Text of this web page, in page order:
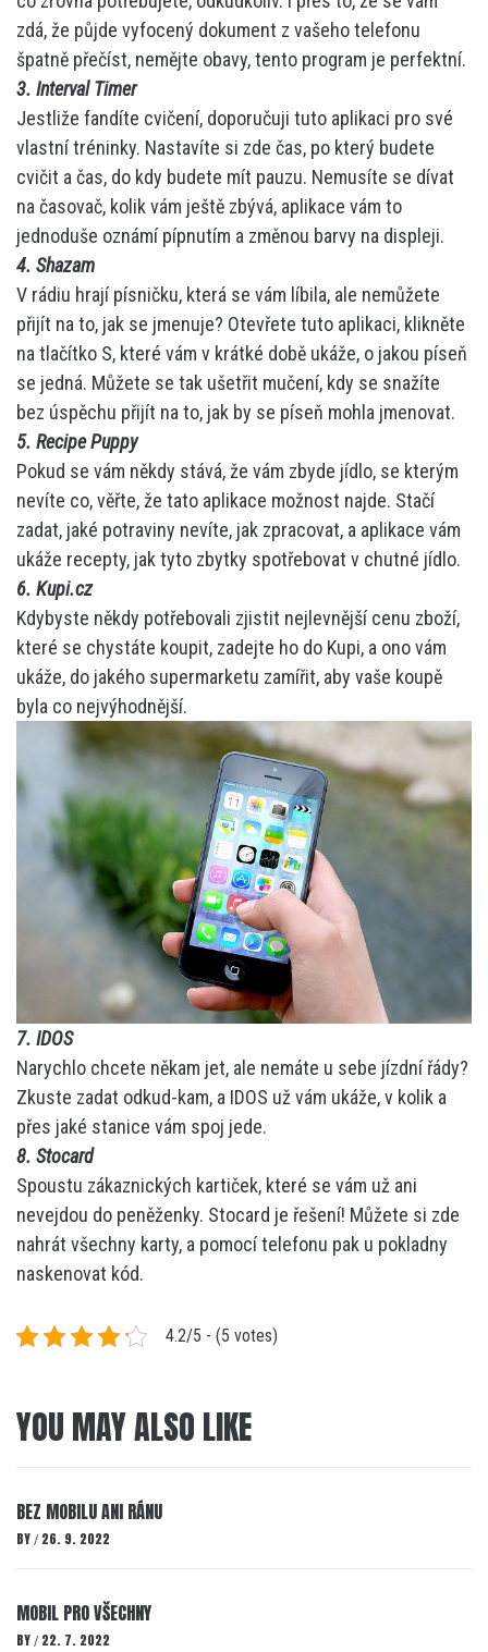
zdá, že půjde vyfocený dokument z vašeho telefonu
špatně přečíst, nemějte obavy, tento program je perfektní.
3. Interval Timer
Jestliže fandíte cvičení, doporučuji tuto aplikaci pro své
vlastní tréninky. Nastavíte si zde čas, po který budete
cvičit a čas, do kdy budete mít pauzu. Nemusíte se dívat
na časovač, kolik vám ještě zbývá, aplikace vám to
jednoduše oznámí pípnutím a změnou barvy na displeji.
4. Shazam
V rádiu hrají písničku, která se vám líbila, ale nemůžete
přijít na to, jak se jmenuje? Otevřete tuto aplikaci, klikněte
na tlačítko S, které vám v krátké době ukáže, o jakou píseň
se jedná. Můžete se tak ušetřit mučení, kdy se snažíte
bez úspěchu přijít na to, jak by se píseň mohla jmenovat.
5. Recipe Puppy
Pokud se vám někdy stává, že vám zbyde jídlo, se kterým
nevíte co, věřte, že tato aplikace možnost najde. Stačí
zadat, jaké potraviny nevíte, jak zpracovat, a aplikace vám
ukáže recepty, jak tyto zbytky spotřebovat v chutné jídlo.
6. Kupi.cz
Kdybyste někdy potřebovali zjistit nejlevnější cenu zboží,
které se chystáte koupit, zadejte ho do Kupi, a ono vám
ukáže, do jakého supermarketu zamířit, aby vaše koupě
byla co nejvýhodnější.
7. IDOS
Narychlo chcete někam jet, ale nemáte u sebe jízdní řády?
Zkuste zadat odkud-kam, a IDOS už vám ukáže, v kolik a
přes jaké stanice vám spoj jede.
8. Stocard
Spoustu zákaznických kartiček, které se vám už ani
nevejdou do peněženky. Stocard je řešení! Můžete si zde
nahrát všechny karty, a pomocí telefonu pak u pokladny
naskenovat kód.
4.2/5 - (5 votes)
YOU MAY ALSO LIKE
BEZ MOBILU ANI RÁNU
BY / 26. 9. 2022
MOBIL PRO VŠECHNY
BY / 22. 7. 2022